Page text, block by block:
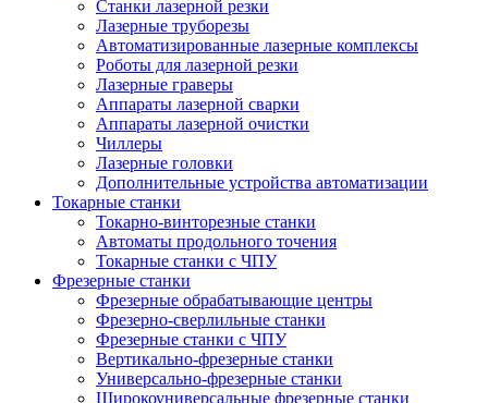
Станки лазерной резки
Лазерные труборезы
Автоматизированные лазерные комплексы
Роботы для лазерной резки
Лазерные граверы
Аппараты лазерной сварки
Аппараты лазерной очистки
Чиллеры
Лазерные головки
Дополнительные устройства автоматизации
Токарные станки
Токарно-винторезные станки
Автоматы продольного точения
Токарные станки с ЧПУ
Фрезерные станки
Фрезерные обрабатывающие центры
Фрезерно-сверлильные станки
Фрезерные станки с ЧПУ
Вертикально-фрезерные станки
Универсально-фрезерные станки
Широкоуниверсальные фрезерные станки